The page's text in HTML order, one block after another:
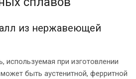
из нержавеющей
при изготовлении
быть аустенитной, ферритной